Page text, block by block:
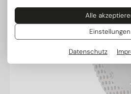
Alle
Einstellungen
Datenschutz